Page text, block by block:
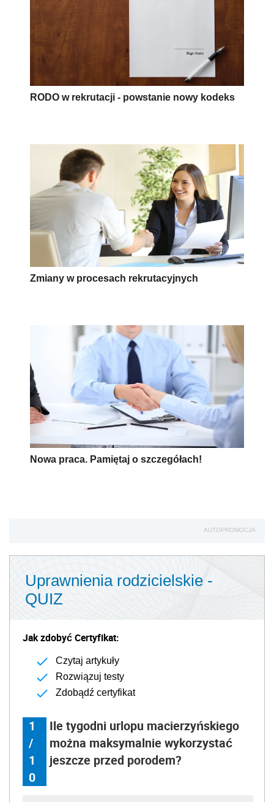
RODO w rekrutacji - powstanie nowy kodeks
Zmiany w procesach rekrutacyjnych
Nowa praca. Pamiętaj o szczegółach!
AUTOPROMOCJA
Uprawnienia rodzicielskie -
QUIZ
Jak zdobyć Certyfikat:
Czytaj artykuły
Rozwiązuj testy
Zdobądź certyfikat
1
/
1
0
Ile tygodni urlopu macierzyńskiego
można maksymalnie wykorzystać
jeszcze przed porodem?